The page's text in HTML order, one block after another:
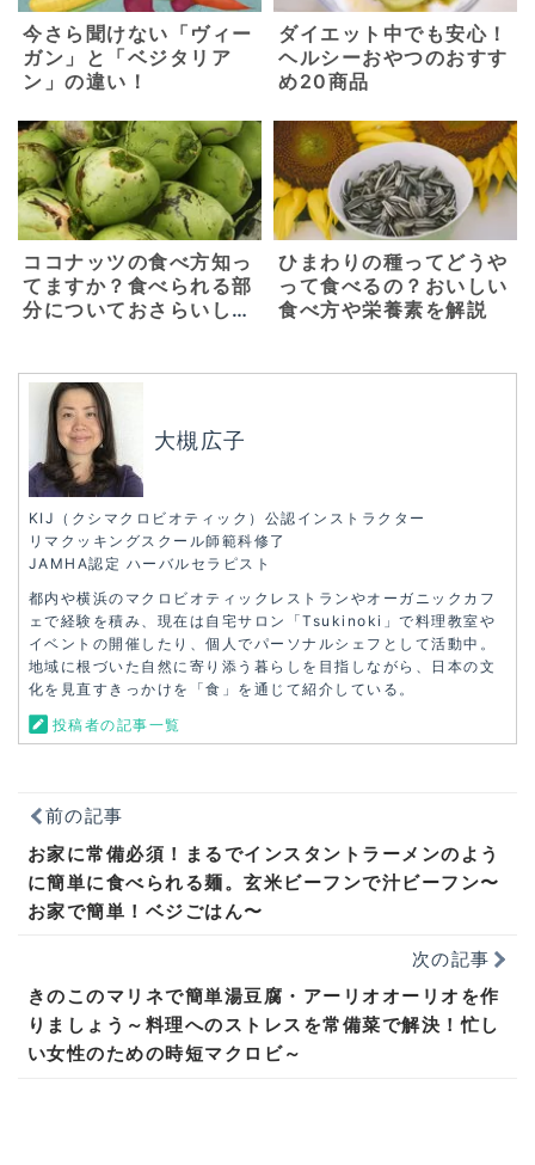
今さら聞けない「ヴィー
ガン」と「ベジタリア
ン」の違い！
ダイエット中でも安心！
ヘルシーおやつのおすす
め20商品
ココナッツの食べ方知っ
てますか？食べられる部
分についておさらいしよ
ひまわりの種ってどうや
って食べるの？おいしい
食べ方や栄養素を解説
大槻広子
KIJ（クシマクロビオティック）公認インストラクター
リマクッキングスクール師範科修了
JAMHA認定 ハーバルセラピスト
都内や横浜のマクロビオティックレストランやオーガニックカフ
ェで経験を積み、現在は自宅サロン「Tsukinoki」で料理教室や
イベントの開催したり、個人でパーソナルシェフとして活動中。
地域に根づいた自然に寄り添う暮らしを目指しながら、日本の文
化を見直すきっかけを「食」を通じて紹介している。
投稿者の記事一覧
前の記事
お家に常備必須！まるでインスタントラーメンのよう
に簡単に食べられる麺。玄米ビーフンで汁ビーフン〜
お家で簡単！ベジごはん〜
次の記事
きのこのマリネで簡単湯豆腐・アーリオオーリオを作
りましょう～料理へのストレスを常備菜で解決！忙し
い女性のための時短マクロビ～